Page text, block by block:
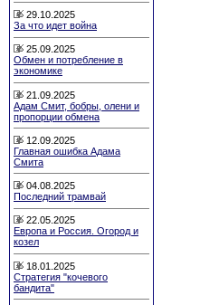
29.10.2025
За что идет война
25.09.2025
Обмен и потребление в
экономике
21.09.2025
Адам Смит, бобры, олени и
пропорции обмена
12.09.2025
Главная ошибка Адама
Смита
04.08.2025
Последний трамвай
22.05.2025
Европа и Россия. Огород и
козел
18.01.2025
Стратегия "кочевого
бандита"